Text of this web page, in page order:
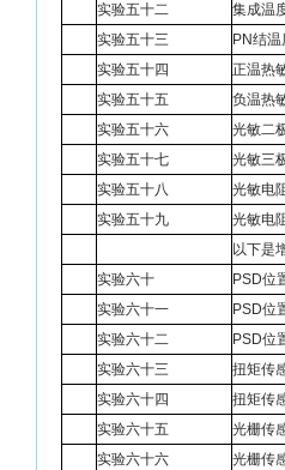
实验五十二
集成温
实验五十三
PN结
实验五十四
正温热
实验五十五
负温热
实验五十六
光敏二
实验五十七
光敏三
实验五十八
光敏电
实验五十九
光敏电
以下是
实验六十
PSD位
实验六十一
PSD位
实验六十二
PSD位
实验六十三
扭矩传
实验六十四
扭矩传
实验六十五
光栅传
实验六十六
光栅传